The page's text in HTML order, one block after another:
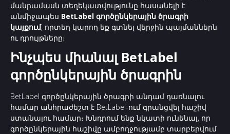
մանրամասն տեղեկատվությունը հասանելի է
անմիջապես BetLabel գործընկերային ծրագրի
կայքում, որտեղ կարող եք գտնել վերջին պայմաններն
ու դրույթները։
Ինչպես միանալ BetLabel
գործընկերային ծրագրին
BetLabel գործընկերային ծրագրի անդամ դառնալու
համար անհրաժեշտ է BetLabel-ում գրանցվել հաշիվ
ստանալու համար։ Խնդրում ենք նկատի ունենալ, որ
գործընկերային հաշիվը ամբողջությամբ տարբերվում